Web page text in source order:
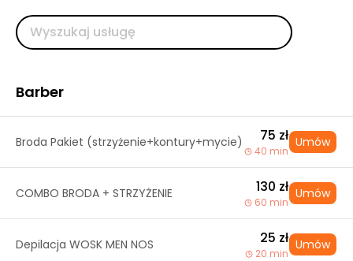
Barber
Broda Pakiet (strzyżenie+kontury+mycie) 75 zł
40 min
Umów
COMBO BRODA + STRZYŻENIE 130 zł
60 min
Umów
Depilacja WOSK MEN NOS 25 zł
20 min
Umów